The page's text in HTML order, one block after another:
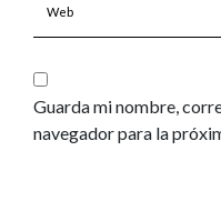
Guarda mi nombre,
navegador para la